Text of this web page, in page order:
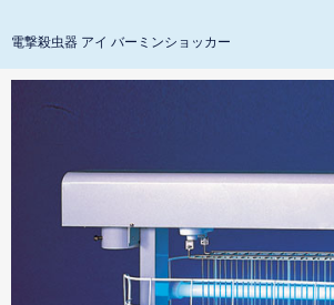
電撃殺虫器 アイ バーミンショッカー